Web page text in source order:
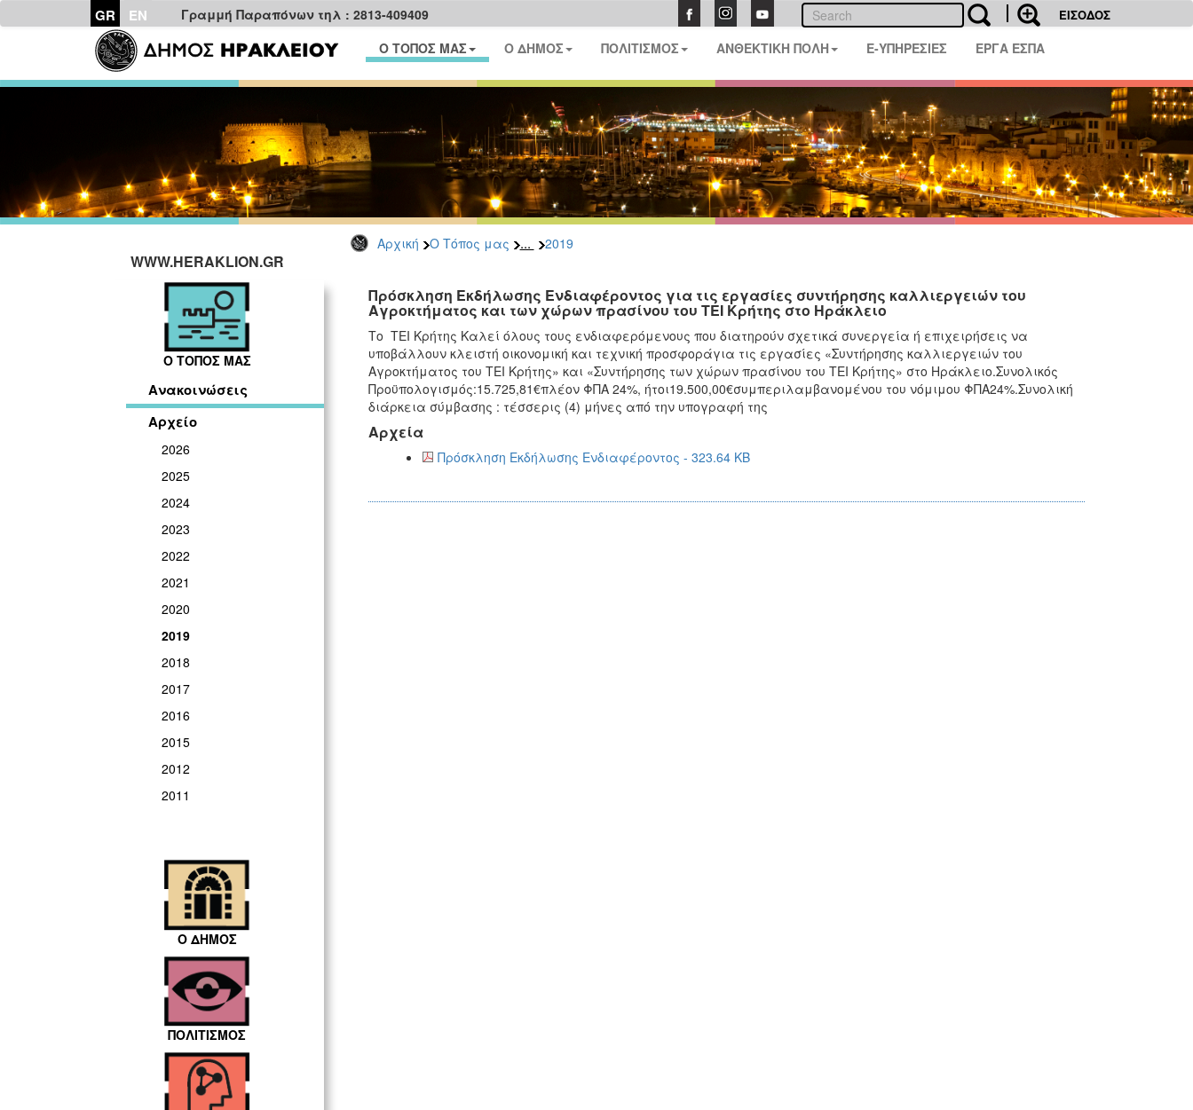
GR EN Γραμμή Παραπόνων τηλ : 2813-409409 ΕΙΣΟΔΟΣ
Ο ΤΟΠΟΣ ΜΑΣ Ο ΔΗΜΟΣ ΠΟΛΙΤΙΣΜΟΣ ΑΝΘΕΚΤΙΚΗ ΠΟΛΗ E-ΥΠΗΡΕΣΙΕΣ ΕΡΓΑ ΕΣΠΑ
Αρχική Ο Τόπος μας ... 2019
WWW.HERAKLION.GR
Ο ΤΟΠΟΣ ΜΑΣ
Ανακοινώσεις
Αρχείο
2026
2025
2024
2023
2022
2021
2020
2019
2018
2017
2016
2015
2012
2011
Ο ΔΗΜΟΣ
ΠΟΛΙΤΙΣΜΟΣ
Πρόσκληση Εκδήλωσης Ενδιαφέροντος για τις εργασίες συντήρησης καλλιεργειών του
Αγροκτήματος και των χώρων πρασίνου του ΤΕΙ Κρήτης στο Ηράκλειο
Το ΤΕΙ Κρήτης Καλεί όλους τους ενδιαφερόμενους που διατηρούν σχετικά συνεργεία ή επιχειρήσεις να
υποβάλλουν κλειστή οικονομική και τεχνική προσφοράγια τις εργασίες «Συντήρησης καλλιεργειών του
Αγροκτήματος του ΤΕΙ Κρήτης» και «Συντήρησης των χώρων πρασίνου του ΤΕΙ Κρήτης» στο Ηράκλειο.Συνολικός
Προϋπολογισμός:15.725,81€πλέον ΦΠΑ 24%, ήτοι19.500,00€συμπεριλαμβανομένου του νόμιμου ΦΠΑ24%.Συνολική
διάρκεια σύμβασης : τέσσερις (4) μήνες από την υπογραφή της
Αρχεία
Πρόσκληση Εκδήλωσης Ενδιαφέροντος - 323.64 KB